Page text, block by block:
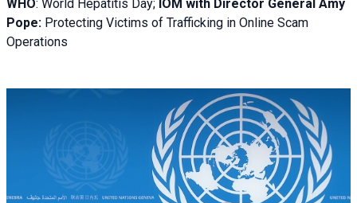
WHO: World Hepatitis Day; IOM with Director General Amy
Pope: Protecting Victims of Trafficking in Online Scam
Operations